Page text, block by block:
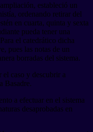
estableció un
ordenando retirar del
en cuarta, quinta y sexta
pueda tener una
el catedrático dicha
pues las notas de un
borradas del sistema.
el caso y descubrir a
Basadre.
a efectuar en el sistema
desaprobadas en